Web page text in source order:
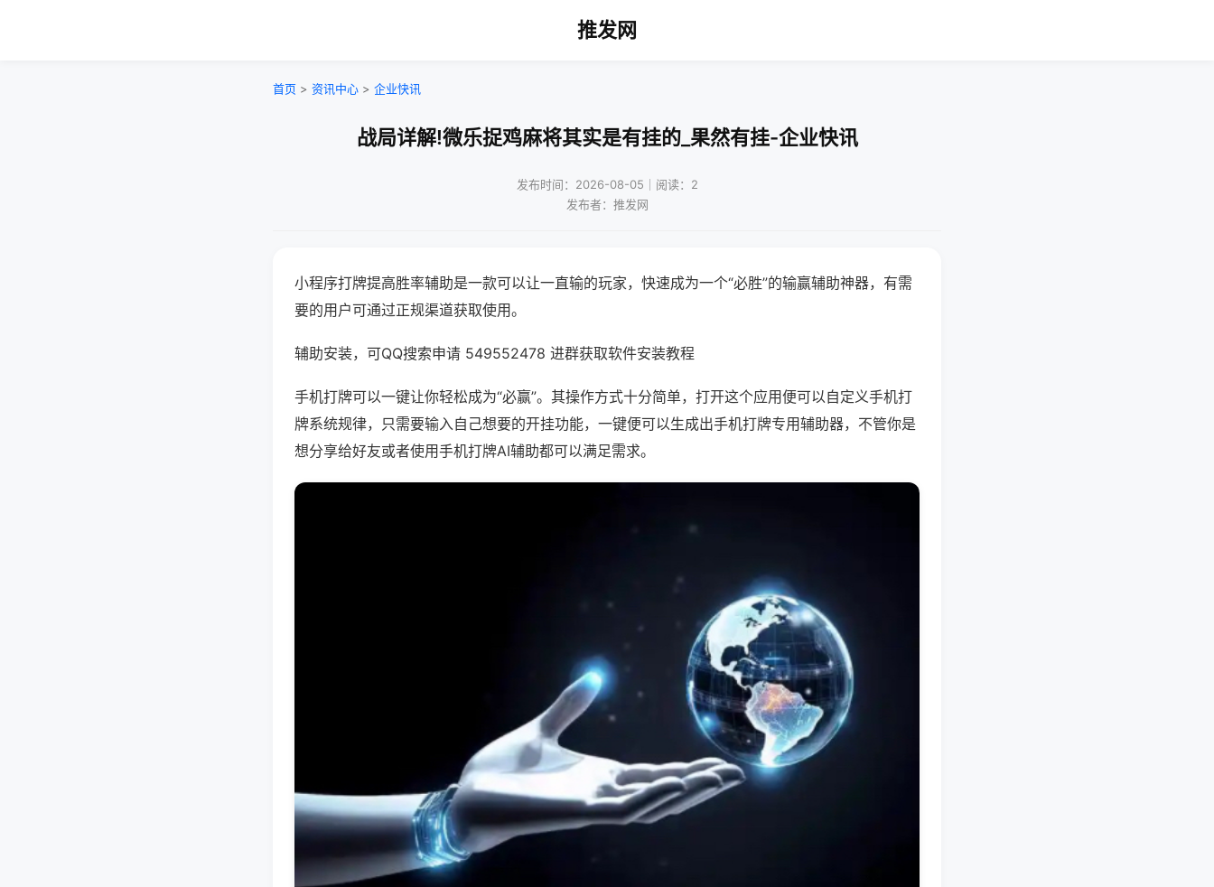
推发网
首页 > 资讯中心 > 企业快讯
战局详解!微乐捉鸡麻将其实是有挂的_果然有挂-企业快讯
发布时间：2026-08-05｜阅读：2
发布者：推发网
小程序打牌提高胜率辅助是一款可以让一直输的玩家，快速成为一个“必胜”的输赢辅助神器，有需
要的用户可通过正规渠道获取使用。
辅助安装，可QQ搜索申请 549552478 进群获取软件安装教程
手机打牌可以一键让你轻松成为“必赢”。其操作方式十分简单，打开这个应用便可以自定义手机打
牌系统规律，只需要输入自己想要的开挂功能，一键便可以生成出手机打牌专用辅助器，不管你是
想分享给好友或者使用手机打牌AI辅助都可以满足需求。